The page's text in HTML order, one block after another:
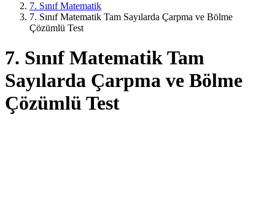
7. Sınıf Matematik
7. Sınıf Matematik Tam Sayılarda Çarpma ve Bölme
Çözümlü Test
7. Sınıf Matematik Tam
Sayılarda Çarpma ve Bölme
Çözümlü Test